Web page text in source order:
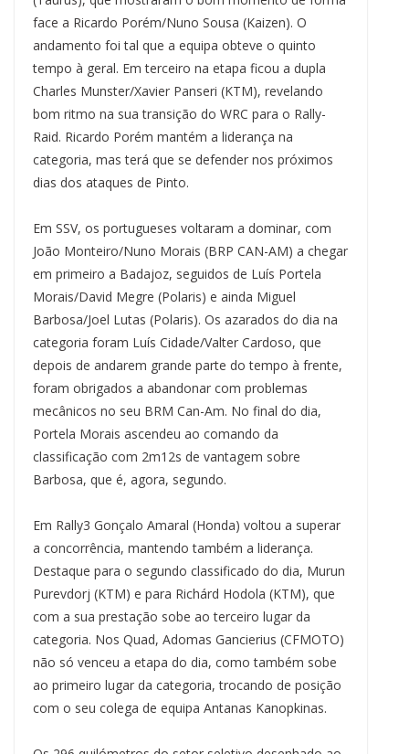
face a Ricardo Porém/Nuno Sousa (Kaizen). O
andamento foi tal que a equipa obteve o quinto
tempo à geral. Em terceiro na etapa ficou a dupla
Charles Munster/Xavier Panseri (KTM), revelando
bom ritmo na sua transição do WRC para o Rally-
Raid. Ricardo Porém mantém a liderança na
categoria, mas terá que se defender nos próximos
dias dos ataques de Pinto.
Em SSV, os portugueses voltaram a dominar, com
João Monteiro/Nuno Morais (BRP CAN-AM) a chegar
em primeiro a Badajoz, seguidos de Luís Portela
Morais/David Megre (Polaris) e ainda Miguel
Barbosa/Joel Lutas (Polaris). Os azarados do dia na
categoria foram Luís Cidade/Valter Cardoso, que
depois de andarem grande parte do tempo à frente,
foram obrigados a abandonar com problemas
mecânicos no seu BRM Can-Am. No final do dia,
Portela Morais ascendeu ao comando da
classificação com 2m12s de vantagem sobre
Barbosa, que é, agora, segundo.
Em Rally3 Gonçalo Amaral (Honda) voltou a superar
a concorrência, mantendo também a liderança.
Destaque para o segundo classificado do dia, Murun
Purevdorj (KTM) e para Richárd Hodola (KTM), que
com a sua prestação sobe ao terceiro lugar da
categoria. Nos Quad, Adomas Gancierius (CFMOTO)
não só venceu a etapa do dia, como também sobe
ao primeiro lugar da categoria, trocando de posição
com o seu colega de equipa Antanas Kanopkinas.